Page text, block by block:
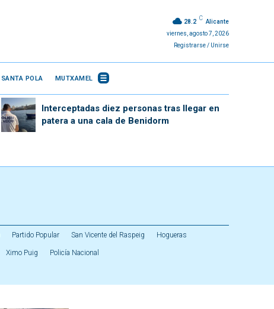
28.2
C
Alicante
viernes, agosto 7, 2026
Registrarse / Unirse
SANTA POLA MUTXAMEL
Interceptadas diez personas tras llegar en
patera a una cala de Benidorm
Partido Popular San Vicente del Raspeig Hogueras
Ximo Puig Policía Nacional